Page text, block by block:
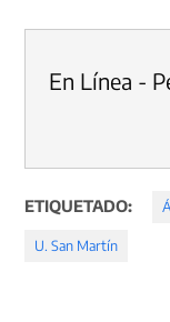
En Línea -
ETIQUETADO:
U. San Martín